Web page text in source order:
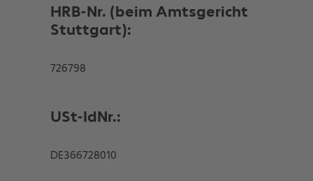
HRB-Nr. (beim Amtsgericht
Stuttgart):
726798
USt-IdNr.:
DE366728010